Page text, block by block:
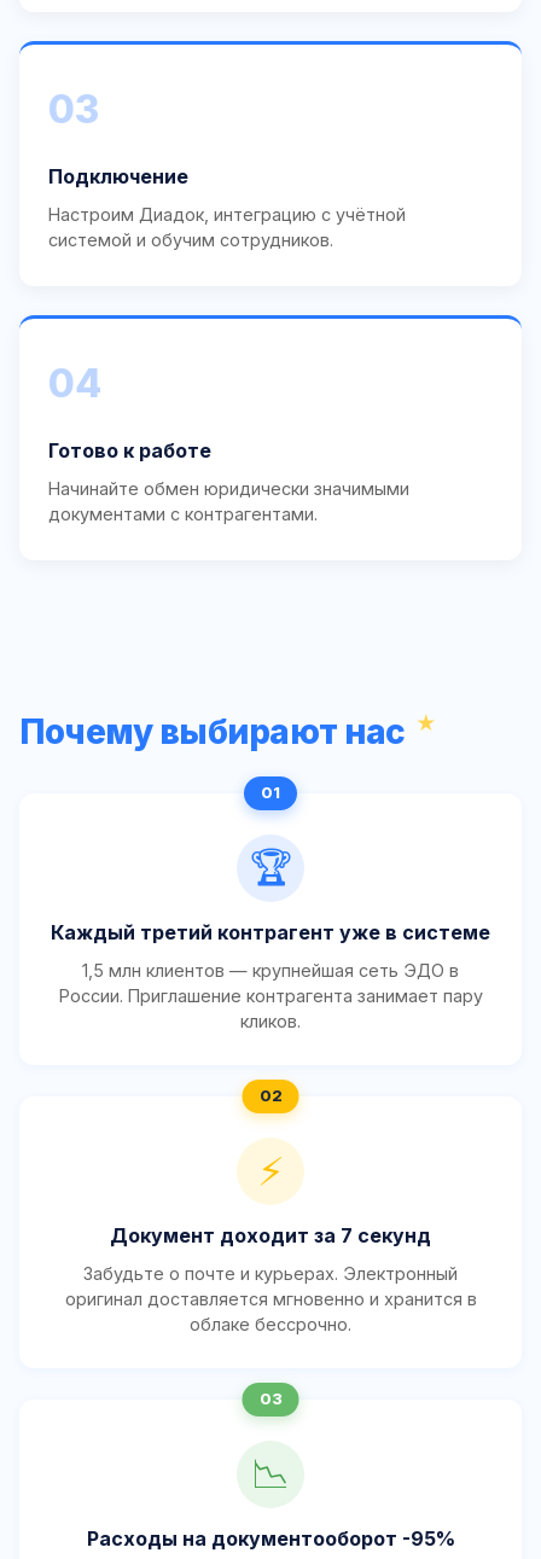
03
Подключение
Настроим Диадок, интеграцию с учётной
системой и обучим сотрудников.
04
Готово к работе
Начинайте обмен юридически значимыми
документами с контрагентами.
Почему выбирают нас
🏆
Каждый третий контрагент уже в системе
1,5 млн клиентов — крупнейшая сеть ЭДО в
России. Приглашение контрагента занимает пару
кликов.
⚡
Документ доходит за 7 секунд
Забудьте о почте и курьерах. Электронный
оригинал доставляется мгновенно и хранится в
облаке бессрочно.
📉
Расходы на документооборот -95%